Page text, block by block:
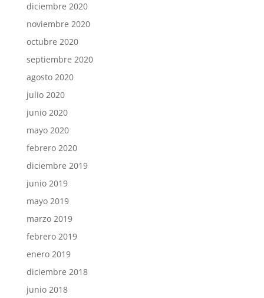
diciembre 2020
noviembre 2020
octubre 2020
septiembre 2020
agosto 2020
julio 2020
junio 2020
mayo 2020
febrero 2020
diciembre 2019
junio 2019
mayo 2019
marzo 2019
febrero 2019
enero 2019
diciembre 2018
junio 2018